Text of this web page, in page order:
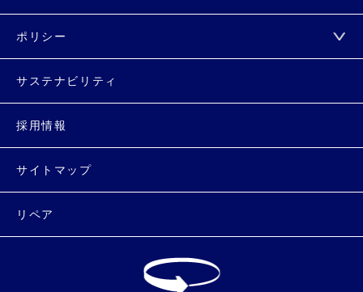
ポリシー
サステナビリティ
採用情報
サイトマップ
リペア